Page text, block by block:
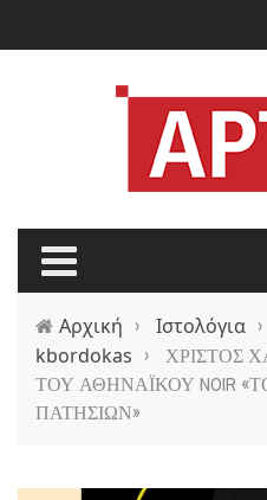
Αρχική › Ιστολόγια ›
kbordokas ›
ΧΡΙΣΤΟΣ
ΤΟΥ ΑΘΗΝΑΪΚΟΥ NOIR
ΠΑΤΗΣΙΩΝ»